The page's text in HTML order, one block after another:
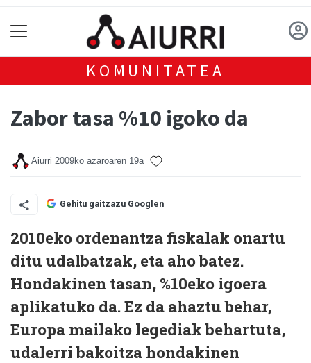
KOMUNITATEA
Zabor tasa %10 igoko da
Aiurri 2009ko azaroaren 19a
Gehitu gaitzazu Googlen
2010eko ordenantza fiskalak onartu
ditu udalbatzak, eta aho batez.
Hondakinen tasan, %10eko igoera
aplikatuko da. Ez da ahaztu behar,
Europa mailako legediak behartuta,
udalerri bakoitza hondakinen